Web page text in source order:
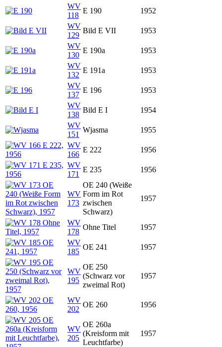
WV
118
E 190
1952
WV
129
Bild E VII
1953
WV
130
E 190a
1953
WV
132
E 191a
1953
WV
137
E 196
1953
WV
138
Bild E I
1954
WV
151
Wjasma
1955
WV
166
E 222
1956
WV
171
E 235 1956
WV
173
OE 240 (Weiße
Form im Rot
zwischen
Schwarz)
1957
WV
178
Ohne Titel
1957
WV
185
OE 241 1957
WV
195
OE 250
(Schwarz vor
zweimal Rot)
1957
WV
202
OE 260 1956
WV
205
OE 260a
(Kreisform mit
Leuchtfarbe)
1957